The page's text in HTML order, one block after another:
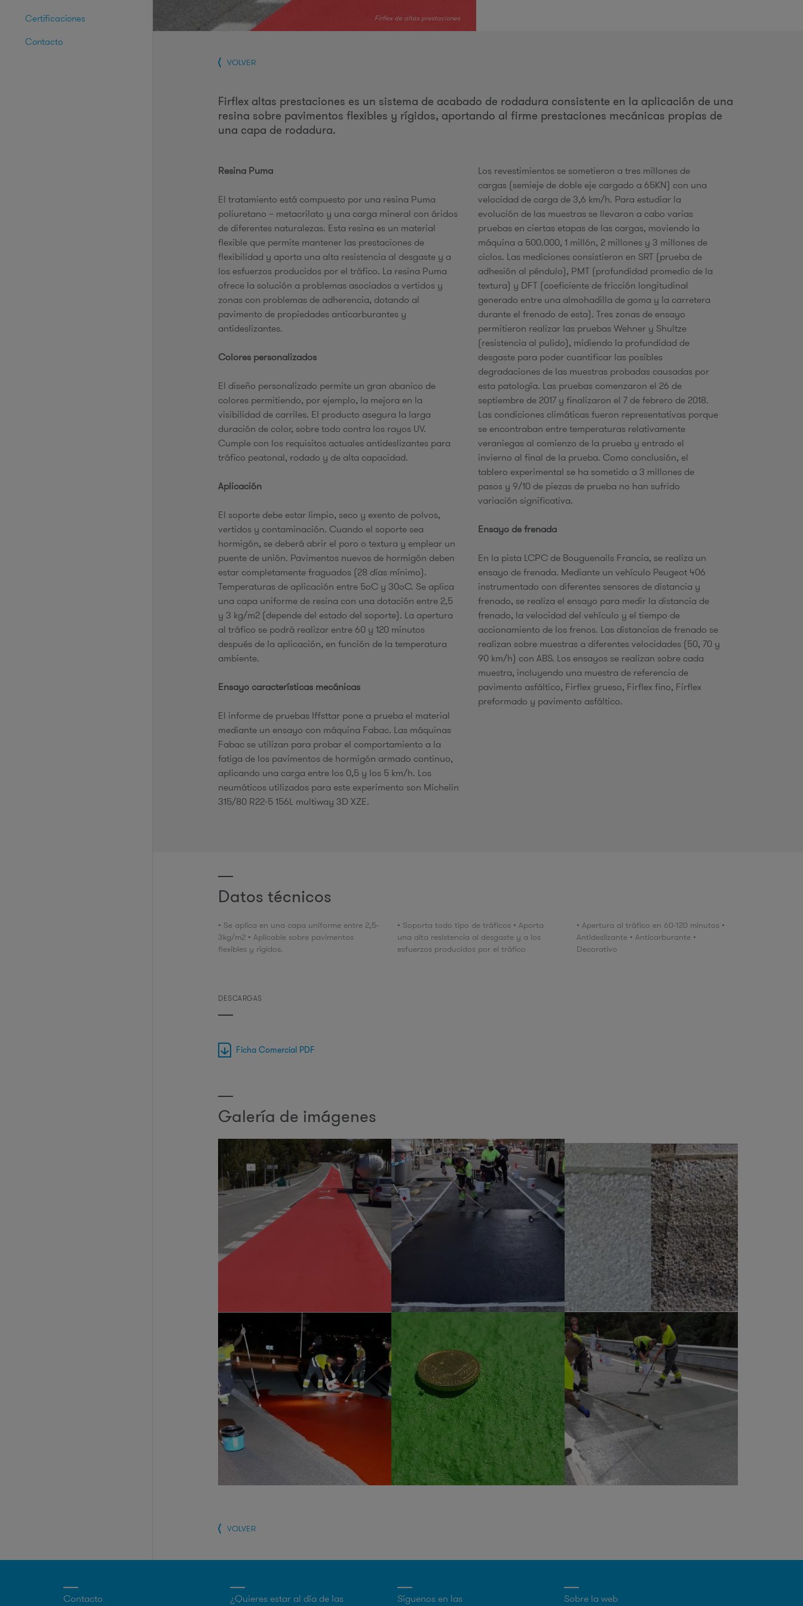
d
b
ú
s
q
u
e
d
a
Firflex de altas prestaciones
VOLVER
Firflex altas prestaciones es un sistema de acabado de rodadura consistente en la aplicación de una
resina sobre pavimentos flexibles y rígidos, aportando al firme prestaciones mecánicas propias de
una capa de rodadura.
Resina Puma
El tratamiento está compuesto por una resina Puma
poliuretano – metacrilato y una carga mineral con áridos
de diferentes naturalezas. Esta resina es un material
flexible que permite mantener las prestaciones de
flexibilidad y aporta una alta resistencia al desgaste y a
los esfuerzos producidos por el tráfico. La resina Puma
ofrece la solución a problemas asociados a vertidos y
zonas con problemas de adherencia, dotando al
pavimento de propiedades anticarburantes y
antideslizantes.
Colores personalizados
El diseño personalizado permite un gran abanico de
colores permitiendo, por ejemplo, la mejora en la
visibilidad de carriles. El producto asegura la larga
duración de color, sobre todo contra los rayos UV.
Cumple con los requisitos actuales antideslizantes para
tráfico peatonal, rodado y de alta capacidad.
Aplicación
El soporte debe estar limpio, seco y exento de polvos,
vertidos y contaminación. Cuando el soporte sea
hormigón, se deberá abrir el poro o textura y emplear un
puente de unión. Pavimentos nuevos de hormigón deben
estar completamente fraguados (28 días mínimo).
Temperaturas de aplicación entre 5ºC y 30ºC. Se aplica
una capa uniforme de resina con una dotación entre 2,5
y 3 kg/m2 (depende del estado del soporte). La apertura
al tráfico se podrá realizar entre 60 y 120 minutos
después de la aplicación, en función de la temperatura
ambiente.
Ensayo características mecánicas
El informe de pruebas Iffsttar pone a prueba el material
mediante un ensayo con máquina Fabac. Las máquinas
Fabac se utilizan para probar el comportamiento a la
fatiga de los pavimentos de hormigón armado continuo,
aplicando una carga entre los 0,5 y los 5 km/h. Los
neumáticos utilizados para este experimento son Michelin
315/80 R22-5 156L multiway 3D XZE.
Los revestimientos se sometieron a tres millones de
cargas (semieje de doble eje cargado a 65KN) con una
velocidad de carga de 3,6 km/h. Para estudiar la
evolución de las muestras se llevaron a cabo varias
pruebas en ciertas etapas de las cargas, moviendo la
máquina a 500.000, 1 millón, 2 millones y 3 millones de
ciclos. Las mediciones consistieron en SRT (prueba de
adhesión al péndulo), PMT (profundidad promedio de la
textura) y DFT (coeficiente de fricción longitudinal
generado entre una almohadilla de goma y la carretera
durante el frenado de esta). Tres zonas de ensayo
permitieron realizar las pruebas Wehner y Shultze
(resistencia al pulido), midiendo la profundidad de
desgaste para poder cuantificar las posibles
degradaciones de las muestras probadas causadas por
esta patología. Las pruebas comenzaron el 26 de
septiembre de 2017 y finalizaron el 7 de febrero de 2018.
Las condiciones climáticas fueron representativas porque
se encontraban entre temperaturas relativamente
veraniegas al comienzo de la prueba y entrado el
invierno al final de la prueba. Como conclusión, el
tablero experimental se ha sometido a 3 millones de
pasos y 9/10 de piezas de prueba no han sufrido
variación significativa.
Ensayo de frenada
En la pista LCPC de Bouguenails Francia, se realiza un
ensayo de frenada. Mediante un vehículo Peugeot 406
instrumentado con diferentes sensores de distancia y
frenado, se realiza el ensayo para medir la distancia de
frenado, la velocidad del vehículo y el tiempo de
accionamiento de los frenos. Las distancias de frenado se
realizan sobre muestras a diferentes velocidades (50, 70 y
90 km/h) con ABS. Los ensayos se realizan sobre cada
muestra, incluyendo una muestra de referencia de
pavimento asfáltico, Firflex grueso, Firflex fino, Firflex
preformado y pavimento asfáltico.
Datos técnicos
• Se aplica en una capa uniforme entre 2,5-
3kg/m2 • Aplicable sobre pavimentos
flexibles y rígidos.
• Soporta todo tipo de tráficos • Aporta
una alta resistencia al desgaste y a los
esfuerzos producidos por el tráfico
• Apertura al tráfico en 60-120 minutos •
Antideslizante • Anticarburante •
Decorativo
DESCARGAS
Ficha Comercial PDF
Galería de imágenes
VOLVER
Certificaciones
Contacto
Contacto
¿Quieres estar al día de las
Síguenos en las
Sobre la web